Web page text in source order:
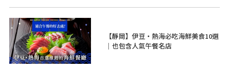
【靜岡】伊豆・熱海必吃海鮮美食10選
｜也包含人氣午餐名店